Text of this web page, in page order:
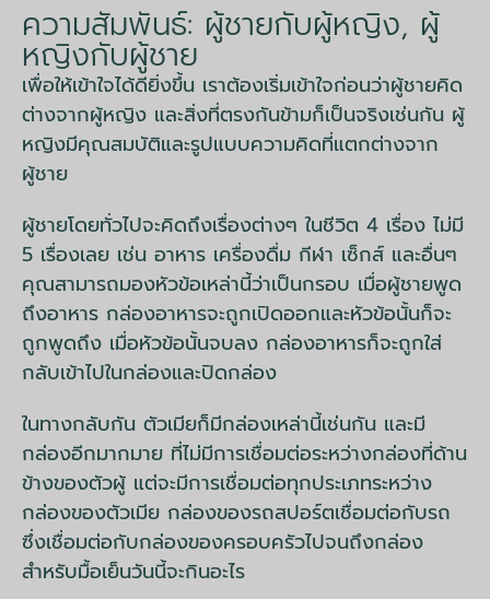
ความสัมพันธ์: ผู้ชายกับผู้หญิง, ผู้
หญิงกับผู้ชาย
เพื่อให้เข้าใจได้ดียิ่งขึ้น เราต้องเริ่มเข้าใจก่อนว่าผู้ชายคิด
ต่างจากผู้หญิง และสิ่งที่ตรงกันข้ามก็เป็นจริงเช่นกัน ผู้
หญิงมีคุณสมบัติและรูปแบบความคิดที่แตกต่างจาก
ผู้ชาย
ผู้ชายโดยทั่วไปจะคิดถึงเรื่องต่างๆ ในชีวิต 4 เรื่อง ไม่มี
5 เรื่องเลย เช่น อาหาร เครื่องดื่ม กีฬา เซ็กส์ และอื่นๆ
คุณสามารถมองหัวข้อเหล่านี้ว่าเป็นกรอบ เมื่อผู้ชายพูด
ถึงอาหาร กล่องอาหารจะถูกเปิดออกและหัวข้อนั้นก็จะ
ถูกพูดถึง เมื่อหัวข้อนั้นจบลง กล่องอาหารก็จะถูกใส่
กลับเข้าไปในกล่องและปิดกล่อง
ในทางกลับกัน ตัวเมียก็มีกล่องเหล่านี้เช่นกัน และมี
กล่องอีกมากมาย ที่ไม่มีการเชื่อมต่อระหว่างกล่องที่ด้าน
ข้างของตัวผู้ แต่จะมีการเชื่อมต่อทุกประเภทระหว่าง
กล่องของตัวเมีย กล่องของรถสปอร์ตเชื่อมต่อกับรถ
ซึ่งเชื่อมต่อกับกล่องของครอบครัวไปจนถึงกล่อง
สำหรับมื้อเย็นวันนี้จะกินอะไร